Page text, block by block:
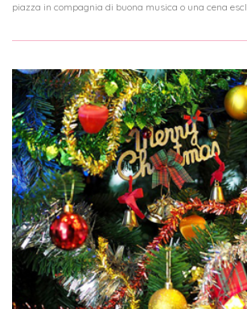
piazza in compagnia di buona musica o una cena